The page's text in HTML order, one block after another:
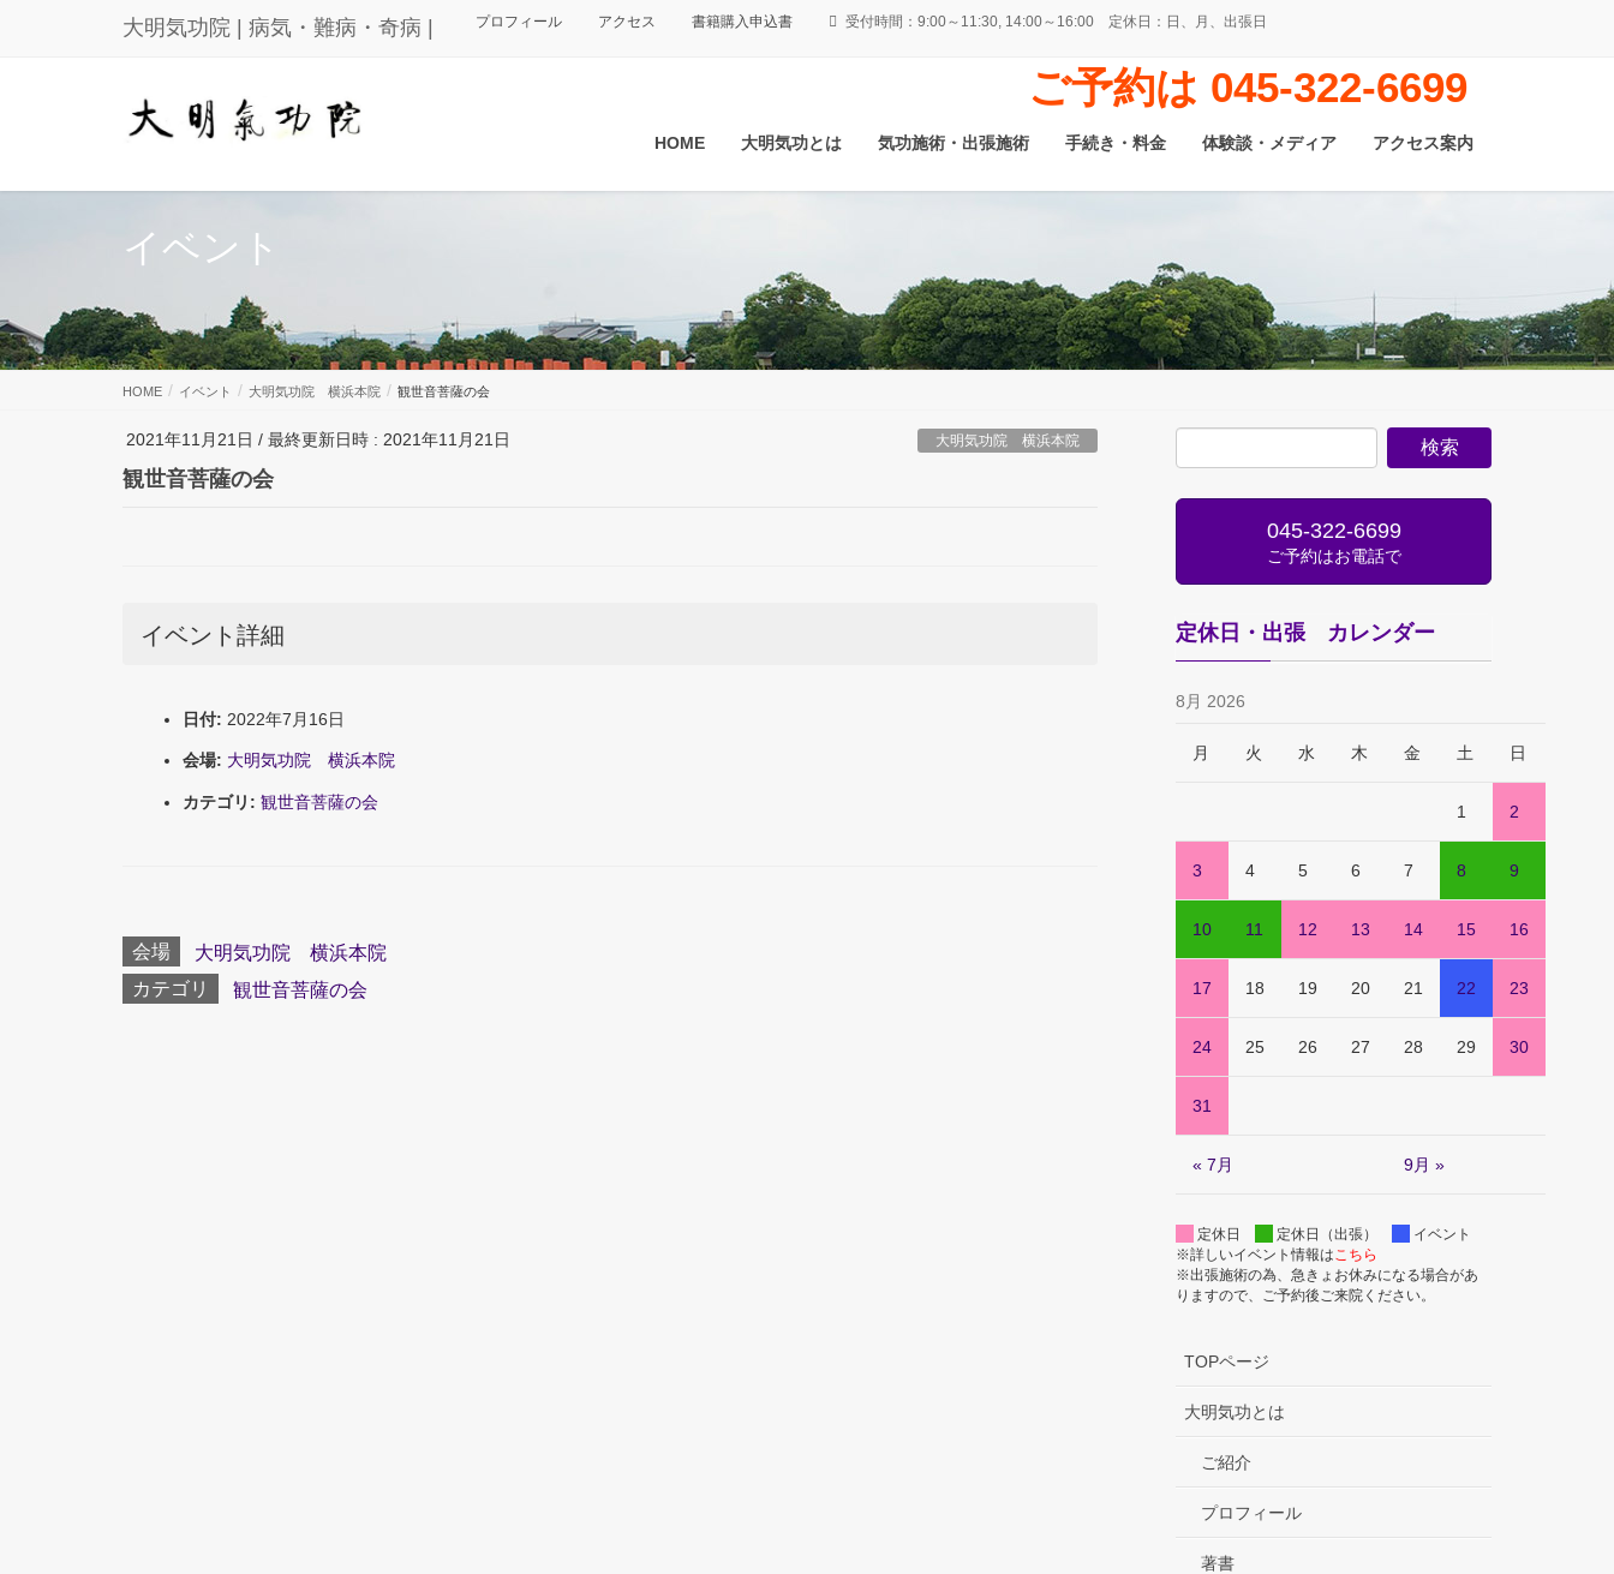
大明気功院 | 病気・難病・奇病 | プロフィール アクセス 書籍購入申込書 受付時間：9:00～11:30, 14:00～16:00 定休日：日、月、出張日
ご予約は 045-322-6699
HOME 大明気功とは 気功施術・出張施術 手続き・料金 体験談・メディア アクセス案内
イベント
HOME イベント 大明気功院 横浜本院 観世音菩薩の会
2021年11月21日 / 最終更新日時 : 2021年11月21日 大明気功院 横浜本院
観世音菩薩の会
イベント詳細
日付: 2022年7月16日
会場: 大明気功院 横浜本院
カテゴリ: 観世音菩薩の会
会場
大明気功院 横浜本院
カテゴリ
観世音菩薩の会
045-322-6699
ご予約はお電話で
定休日・出張 カレンダー
8月 2026
月 火 水 木 金 土 日
1 2
3 4 5 6 7 8 9
10 11 12 13 14 15 16
17 18 19 20 21 22 23
24 25 26 27 28 29 30
31
« 7月 9月 »
定休日 定休日（出張）
イベント
※詳しいイベント情報はこちら
※出張施術の為、急きょお休みになる場合があ
りますので、ご予約後ご来院ください。
TOPページ
大明気功とは
ご紹介
プロフィール
著書